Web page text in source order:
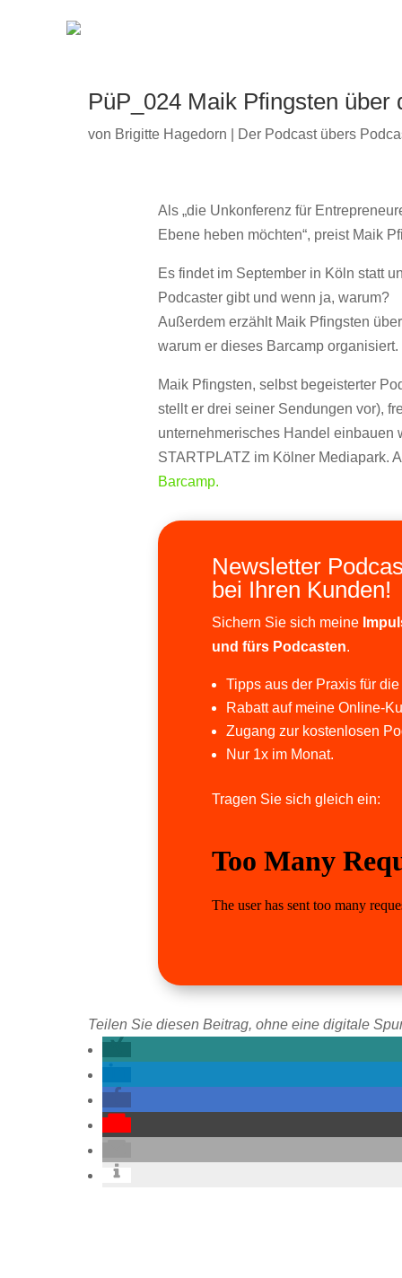
PüP_024 Maik Pfingsten
von Brigitte Hagedorn Der Podcast übers
Als „die Unkonferenz für
Ebene heben möchten“, preist Maik
Es findet im September in Köln statt
Podcaster gibt und wenn ja, warum?
Außerdem erzählt Maik Pfingsten
warum er dieses Barcamp organisiert.
Maik Pfingsten, selbst begeisterter
stellt er drei seiner Sendungen vor),
unternehmerisches Handel
STARTPLATZ im Kölner Mediapark.
Barcamp.
Newsletter
bei Ihren Kunden!
Sichern Sie sich meine
und fürs Podcasten.
Tipps aus der Praxis für
Rabatt auf meine Online-
Zugang zur kostenlosen
Nur 1x im Monat.
Tragen Sie sich gleich ein:
Teilen Sie diesen Beitrag, ohne eine digitale